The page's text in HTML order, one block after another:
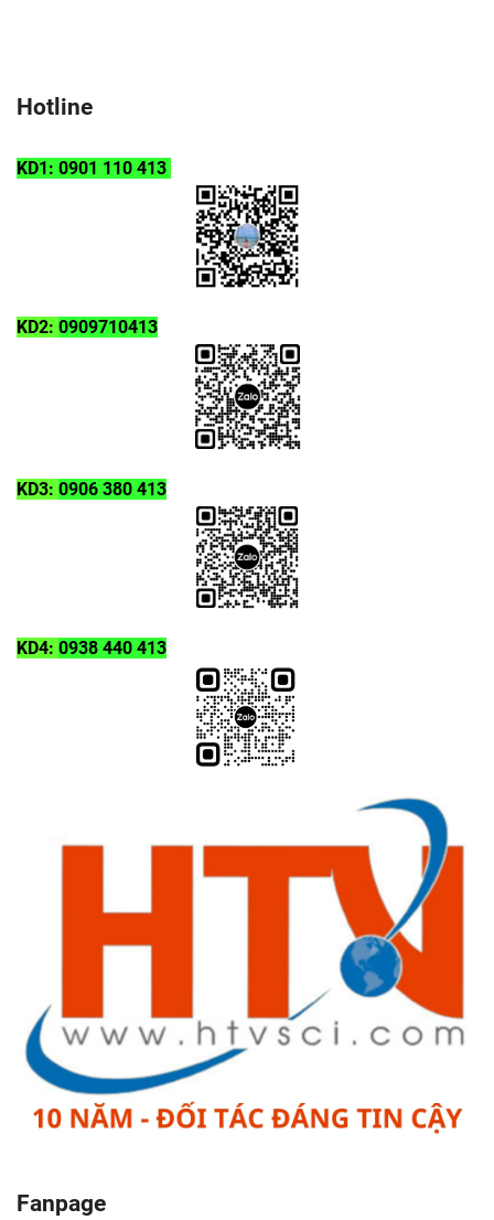
Hotline
KD1: 0901 110 413
KD2: 0909710413
KD3: 0906 380 413
KD4: 0938 440 413
Fanpage